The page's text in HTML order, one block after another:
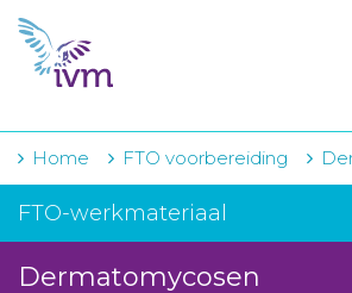
VMI
FTO voorbereiding
IVM-academie
Zorginstellingen
Home FTO voorbereiding
FTO-werkmateriaal
Dermatomycosen